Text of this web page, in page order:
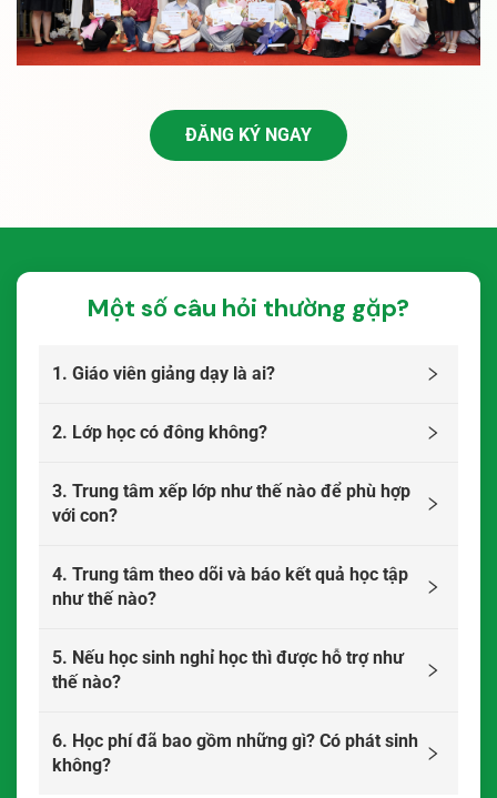
ĐĂNG KÝ NGAY
Một số câu hỏi thường gặp?
1. Giáo viên giảng dạy là ai?
2. Lớp học có đông không?
3. Trung tâm xếp lớp như thế nào để phù hợp
với con?
4. Trung tâm theo dõi và báo kết quả học tập
như thế nào?
5. Nếu học sinh nghỉ học thì được hỗ trợ như
thế nào?
6. Học phí đã bao gồm những gì? Có phát sinh
không?